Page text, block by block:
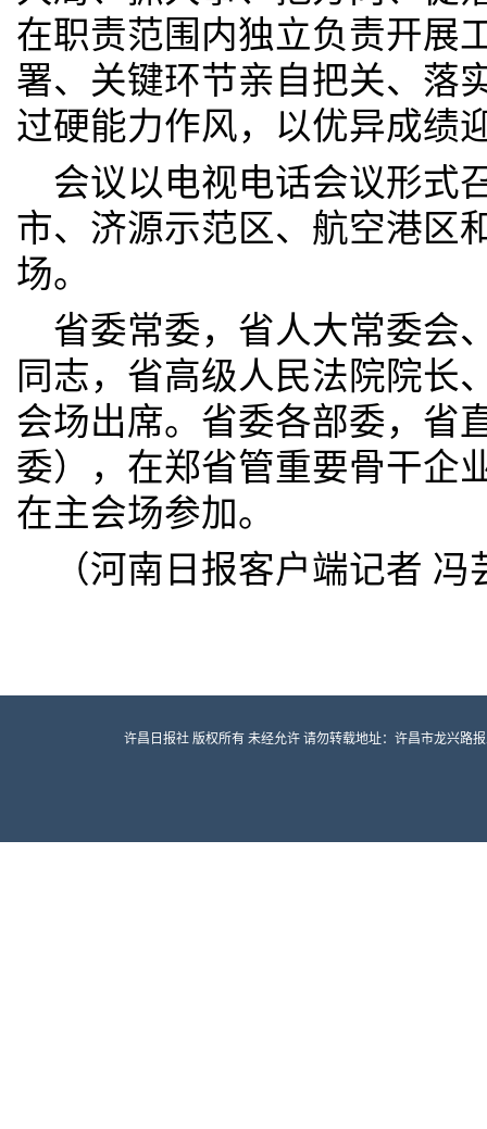
在职责范围内独立负责开展
署、关键环节亲自把关、落
过硬能力作风，以优异成绩
会议以电视电话会议形式
市、济源示范区、航空港区
场。
省委常委，省人大常委会
同志，省高级人民法院院长
会场出席。省委各部委，省
委），在郑省管重要骨干企
在主会场参加。
（河南日报客户端记者
许昌日报社 版权所有 未经允许 请勿转载地址：许昌市龙兴路